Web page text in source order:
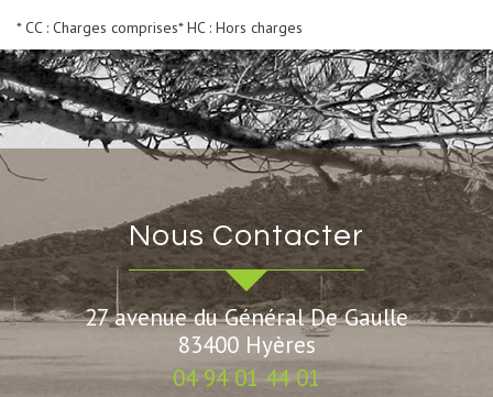
* CC : Charges comprises* HC : Hors charges
Nous Contacter
27 avenue du Général De Gaulle
83400 Hyères
04 94 01 44 01